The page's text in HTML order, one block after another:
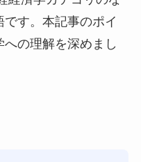
す。本記事のポイ
の理解を深めまし